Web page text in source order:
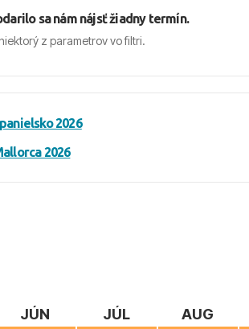
sa nám nájsť žiadny termín.
z parametrov vo filtri.
2026
2026
JÚN JÚL AUG